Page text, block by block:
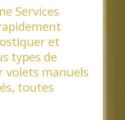
Services
et
types de
volets manuels
toutes